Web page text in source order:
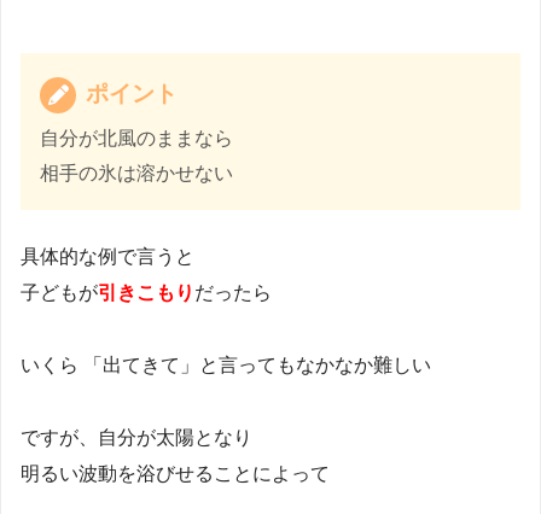
ポイント
自分が北風のままなら
相手の氷は溶かせない
具体的な例で言うと
子どもが引きこもり だったら
いくら 「出てきて」と言ってもなかなか難しい
ですが、自分が太陽となり
明るい波動を浴びせることによって